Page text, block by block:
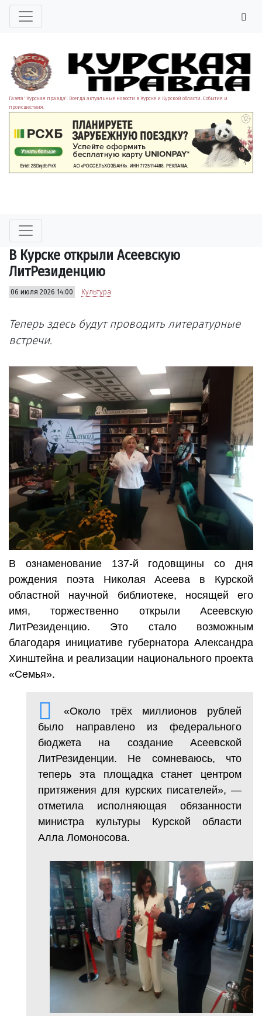
Газета "Курская правда". Всегда актуальные новости в Курске и Курской области. События и
происшествия.
В Курске открыли Асеевскую
ЛитРезиденцию
06 июля 2026 14:00 Культура
Теперь здесь будут проводить литературные
встречи.
В ознаменование 137-й годовщины со дня
рождения поэта Николая Асеева в Курской
областной научной библиотеке, носящей его
имя, торжественно открыли Асеевскую
ЛитРезиденцию. Это стало возможным
благодаря инициативе губернатора Александра
Хинштейна и реализации национального проекта
«Семья».
«Около трёх миллионов рублей
было направлено из федерального
бюджета на создание Асеевской
ЛитРезиденции. Не сомневаюсь, что
теперь эта площадка станет центром
притяжения для курских писателей», —
отметила исполняющая обязанности
министра культуры Курской области
Алла Ломоносова.